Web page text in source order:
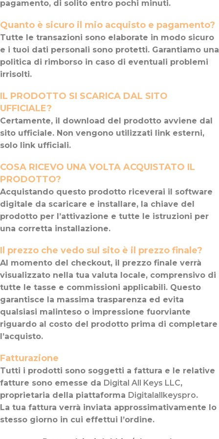
pagamento, di solito entro pochi minuti.
Quanto è sicuro il mio acquisto e pagamento?
Tutte le transazioni sono elaborate in modo sicuro
e i tuoi dati personali sono protetti. Garantiamo una
politica di rimborso in caso di eventuali problemi
irrisolti.
IL PRODOTTO SI SCARICA DAL SITO
UFFICIALE?
Certamente, il download del prodotto avviene dal
sito ufficiale. Non vengono utilizzati link esterni,
solo link ufficiali.
COSA RICEVO UNA VOLTA ACQUISTATO IL
PRODOTTO?
Acquistando questo prodotto riceverai il software
digitale da scaricare e installare, la chiave del
prodotto per l’attivazione e tutte le istruzioni per
una corretta installazione.
Il prezzo che vedo sul sito è il prezzo finale?
Al momento del checkout, il prezzo finale verrà
visualizzato nella tua valuta locale, comprensivo di
tutte le tasse e commissioni applicabili. Questo
garantisce la massima trasparenza ed evita
qualsiasi malinteso o impressione fuorviante
riguardo al costo del prodotto prima di completare
l’acquisto.
Fatturazione
Tutti i prodotti sono soggetti a fattura e le relative
fatture sono emesse da Digital All Keys LLC,
proprietaria della piattaforma Digitalallkeyspro.
La tua fattura verrà inviata approssimativamente lo
stesso giorno in cui effettui l’ordine.